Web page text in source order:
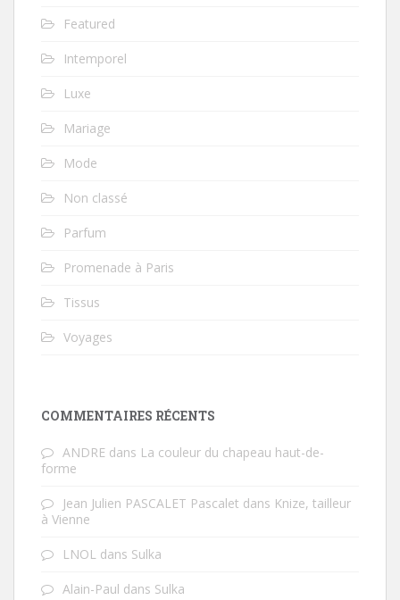
Featured
Intemporel
Luxe
Mariage
Mode
Non classé
Parfum
Promenade à Paris
Tissus
Voyages
COMMENTAIRES RÉCENTS
ANDRE dans La couleur du chapeau haut-de-
forme
Jean Julien PASCALET Pascalet dans Knize, tailleur
à Vienne
LNOL dans Sulka
Alain-Paul dans Sulka